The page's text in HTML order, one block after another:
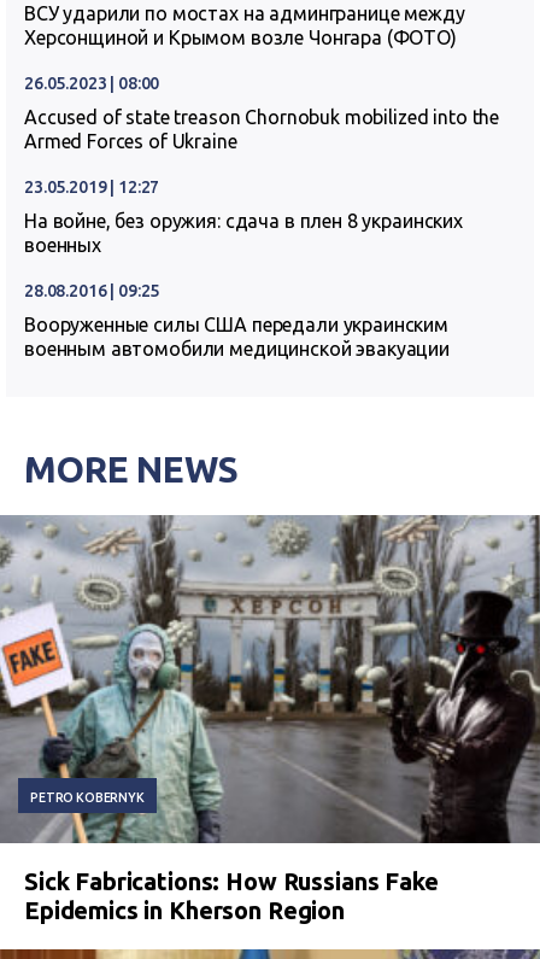
ВСУ ударили по мостах на админгранице между
Херсонщиной и Крымом возле Чонгара (ФОТО)
26.05.2023 | 08:00
Accused of state treason Chornobuk mobilized into the
Armed Forces of Ukraine
23.05.2019 | 12:27
На войне, без оружия: сдача в плен 8 украинских
военных
28.08.2016 | 09:25
Вооруженные силы США передали украинским
военным автомобили медицинской эвакуации
MORE NEWS
PETRO KOBERNYK
Sick Fabrications: How Russians Fake
Epidemics in Kherson Region